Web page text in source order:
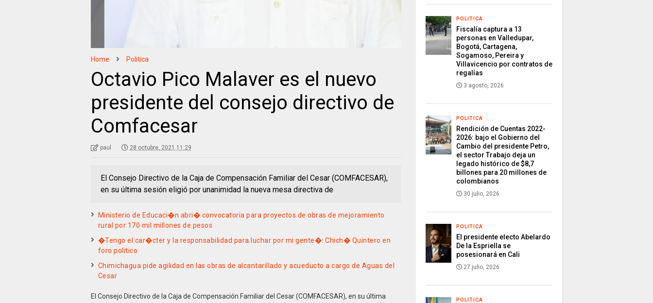
Home Politica
Octavio Pico Malaver es el nuevo
presidente del consejo directivo de
Comfacesar
paul 28 octubre, 2021 11:29
El Consejo Directivo de la Caja de Compensación Familiar del Cesar (COMFACESAR),
en su última sesión eligió por unanimidad la nueva mesa directiva de
Ministerio de Educaci�n abri� convocatoria para proyectos de obras de mejoramiento
rural por 170 mil millones de pesos
�Tengo el car�cter y la responsabilidad para luchar por mi gente�: Chich� Quintero en
foro politico
Chimichagua pide agilidad en las obras de alcantarillado y acueducto a cargo de Aguas del
Cesar
El Consejo Directivo de la Caja de Compensación Familiar del Cesar (COMFACESAR), en su última
POLITICA
Fiscalía captura a 13
personas en Valledupar,
Bogotá, Cartagena,
Sogamoso, Pereira y
Villavicencio por contratos de
regalías
3 agosto, 2026
POLITICA
Rendición de Cuentas 2022-
2026: bajo el Gobierno del
Cambio del presidente Petro,
el sector Trabajo deja un
legado histórico de $8,7
billones para 20 millones de
colombianos
30 julio, 2026
POLITICA
El presidente electo Abelardo
De la Espriella se
posesionará en Cali
27 julio, 2026
POLITICA